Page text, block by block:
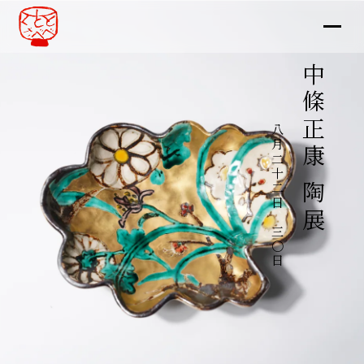
中條正康 陶展
八月二十二日～三〇日